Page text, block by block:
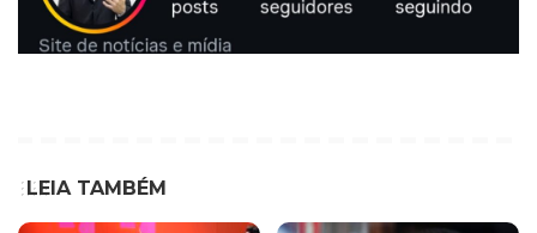
LEIA TAMBÉM